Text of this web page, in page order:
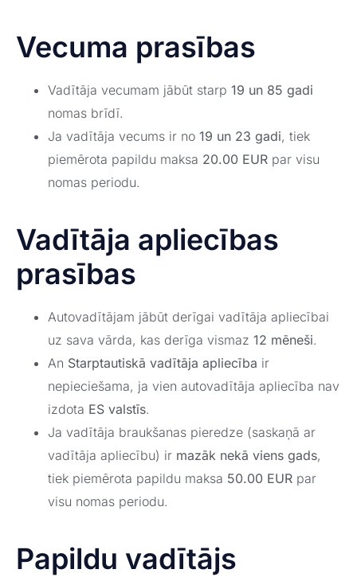
Vecuma prasības
Vadītāja vecumam jābūt starp 19 un 85 gadi
nomas brīdī.
Ja vadītāja vecums ir no 19 un 23 gadi, tiek
piemērota papildu maksa 20.00 EUR par visu
nomas periodu.
Vadītāja apliecības
prasības
Autovadītājam jābūt derīgai vadītāja apliecībai
uz sava vārda, kas derīga vismaz 12 mēneši.
An Starptautiskā vadītāja apliecība ir
nepieciešama, ja vien autovadītāja apliecība nav
izdota ES valstīs.
Ja vadītāja braukšanas pieredze (saskaņā ar
vadītāja apliecību) ir mazāk nekā viens gads,
tiek piemērota papildu maksa 50.00 EUR par
visu nomas periodu.
Papildu vadītājs